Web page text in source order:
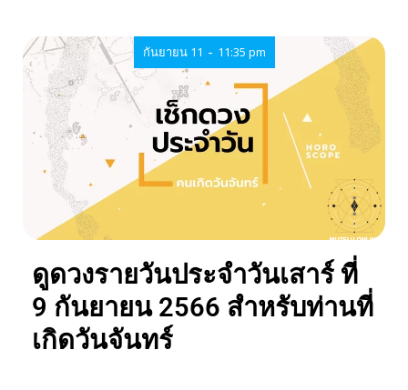
กันยายน 11 - 11:35 pm
ดูดวงรายวันประจำวันเสาร์ ที่
9 กันยายน 2566 สำหรับท่านที่
เกิดวันจันทร์